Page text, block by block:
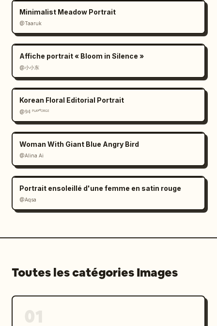
Minimalist Meadow Portrait
@Taaruk
Affiche portrait « Bloom in Silence »
@小小东
Korean Floral Editorial Portrait
@𝟡𝟜 ᴾᴸᴬʸᶠᴼᴿᴳᴱ
Woman With Giant Blue Angry Bird
@Alina Ai
Portrait ensoleillé d'une femme en satin rouge
@Aqsa
Toutes les catégories Images